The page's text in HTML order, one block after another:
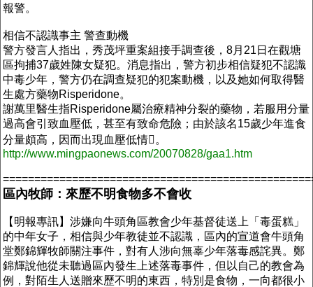
報警。
相信不認識事主 警查動機
警方發言人指出，秀茂坪重案組接手調查後，8月21日在觀塘
區拘捕37歲姓陳女疑犯。消息指出，警方初步相信疑犯不認識
中毒少年，警方仍在調查疑犯的犯案動機，以及她如何取得醫
生處方藥物Risperidone。
謝萬里醫生指Risperidone屬治療精神分裂的藥物，若服用分量
過高會引致血壓低，甚至有致命危險；由於該名15歲少年進食
分量頗高，因而出現血壓低情。
http://www.mingpaonews.com/20070828/gaa1.htm
區內牧師：來歷不明食物多不會收
【明報專訊】涉嫌向牛頭角區教會少年基督徒送上「毒蛋糕」
的中年女子，相信與少年教徒並不認識，區內的宣道會牛頭角
堂鄭錦輝牧師關注事件，對有人涉向無辜少年落毒感詫異。鄭
錦輝說他從未聽過區內發生上述落毒事件，但以自己的教會為
例，對陌生人送贈來歷不明的東西，特別是食物，一向都很小